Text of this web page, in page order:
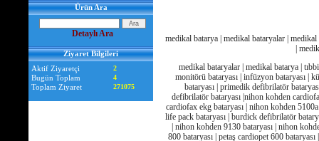
Ürün Ara
Detaylı Ara
Ziyaret Bilgileri
Aktif Ziyaretçi
2
Bugün Toplam 4
Toplam Ziyaret 271075
medikal batarya | medikal bataryalar | medikal
|
medikal bataryalar | medikal batarya |
monitörü bataryası | infüzyon bataryası |
bataryası | primedik defibrilatör
defibrilatör bataryası |nihon kohden
cardiofax ekg bataryası | nihon kohden
life pack bataryası | burdick defibrilatör
| nihon kohden 9130 bataryası | nihon
800 bataryası | petaş cardiopet 600